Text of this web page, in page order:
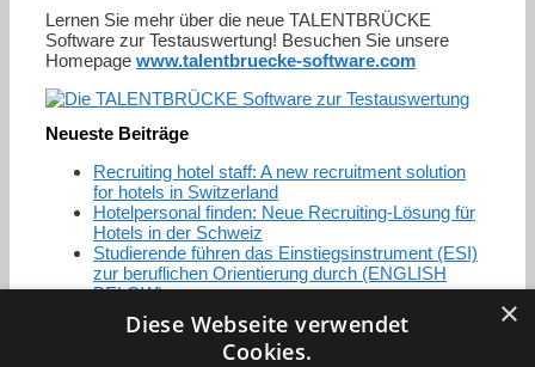
Lernen Sie mehr über die neue TALENTBRÜCKE
Software zur Testauswertung! Besuchen Sie unsere
Homepage www.talentbruecke-software.com
Neueste Beiträge
Recruiting hotel staff: A new recruitment solution
for hotels in Switzerland
Hotelpersonal finden: Neue Recruiting-Lösung für
Hotels in der Schweiz
Studierende führen das Einstiegsinstrument (ESI)
zur beruflichen Orientierung durch (ENGLISH
BELOW)
×
Diese Webseite verwendet
Cookies.